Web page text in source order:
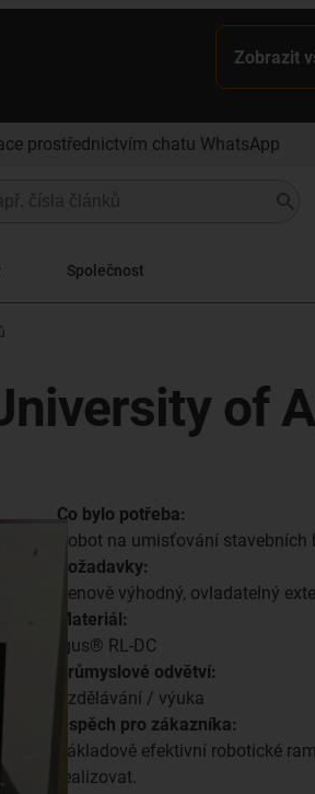
Zobrazit
prostřednictvím chatu WhatsApp
Společnost
of
Co bylo potřeba:
Robot na umisťování stavebních
Požadavky:
Cenově výhodný, ovladatelný
Materiál:
igus® RL-DC
Průmyslové odvětví:
Vzdělávání / výuka
Úspěch pro zákazníka:
nákladově efektivní robotické
realizovat.